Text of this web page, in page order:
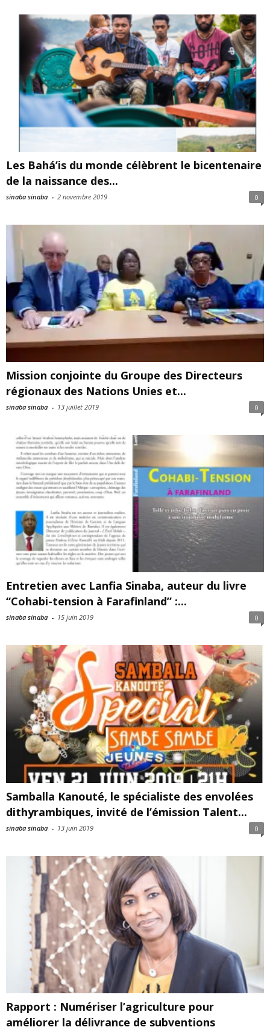
Les Bahá’is du monde célèbrent le bicentenaire
de la naissance des...
sinaba sinaba - 2 novembre 2019 0
Mission conjointe du Groupe des Directeurs
régionaux des Nations Unies et...
sinaba sinaba - 13 juillet 2019 0
Entretien avec Lanfia Sinaba, auteur du livre
“Cohabi-tension à Farafinland” :...
sinaba sinaba - 15 juin 2019 0
Samballa Kanouté, le spécialiste des envolées
dithyrambiques, invité de l’émission Talent...
sinaba sinaba - 13 juin 2019 0
Rapport : Numériser l’agriculture pour
améliorer la délivrance de subventions